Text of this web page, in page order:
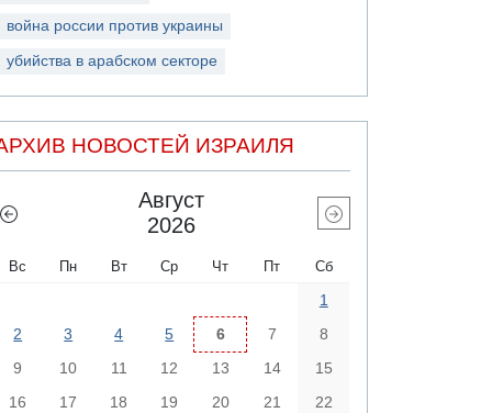
война россии против украины
убийства в арабском секторе
НОВОСТЕЙ ИЗРАИЛЯ
Август
2026
Вс Пн Вт Ср Чт Пт Сб
1
2
3 4 5 6 7
8
9
10 11 12 13 14
15
16
17 18 19 20 21 22